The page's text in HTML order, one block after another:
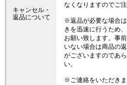
キャンセル・
返品について
なくなりますのでご注
※返品が必要な場合
きを迅速に行うため
お願い致します。事
いない場合は商品の
がございますのであ
い。
※ご連絡をいただき